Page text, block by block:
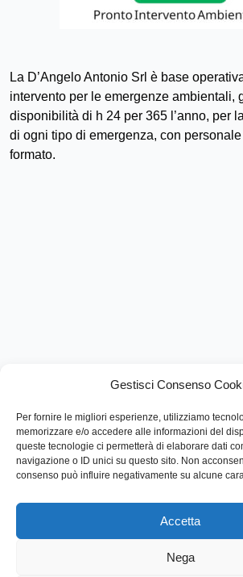
Gestisci Consenso
Per fornire le migliori esperienze, utilizziamo
memorizzare e/o accedere alle informazioni del
queste tecnologie ci permetterà di elaborare dati
navigazione o ID unici su questo sito. Non
consenso può influire negativamente su alcune
Accetta
Nega
La D’Angelo Antonio Srl è base
intervento per le emergenze ambientali,
disponibilità di h 24 per 365 l’anno, per
di ogni tipo di emergenza, con
formato.
Link rapidi